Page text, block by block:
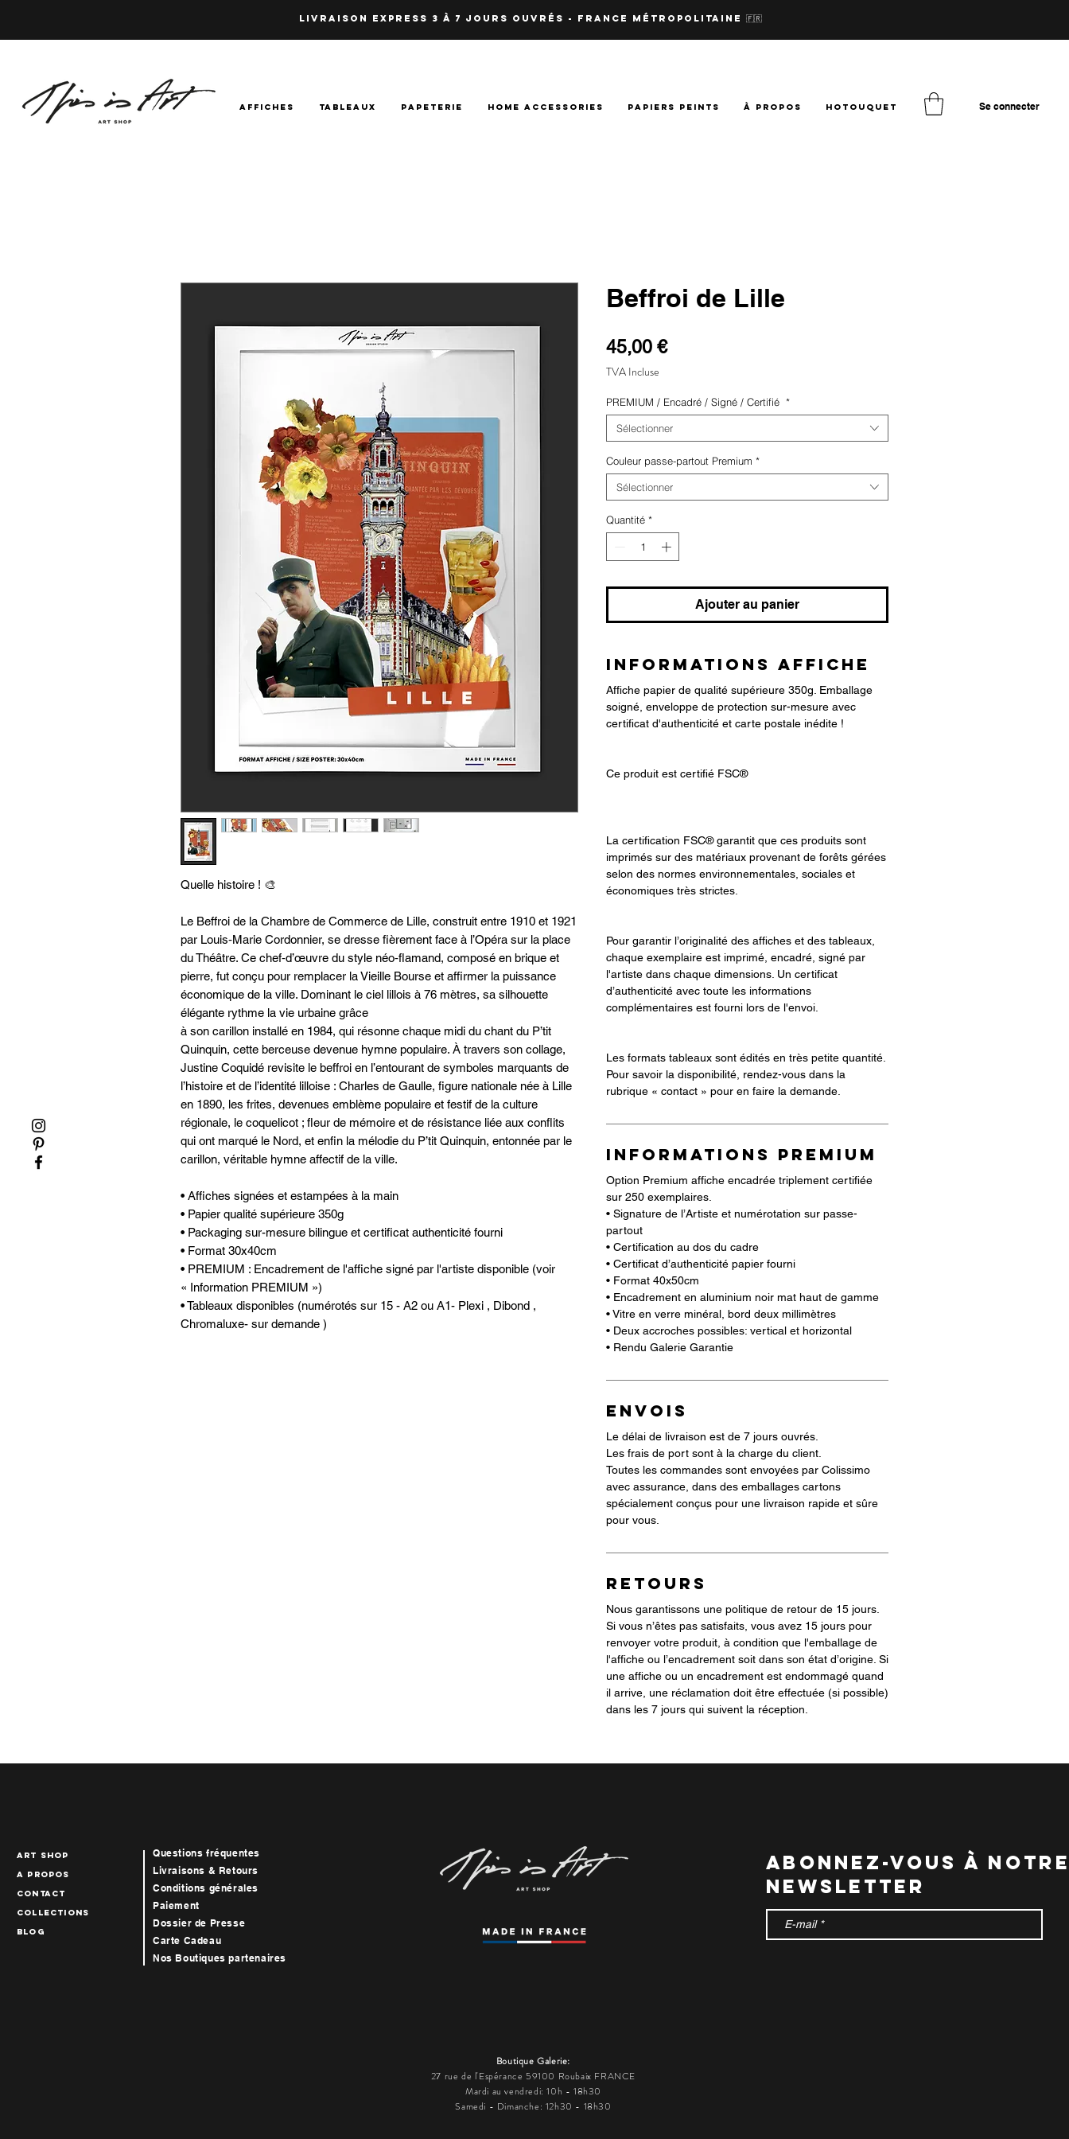
LIVRAISON EXPRESS 3 à 7 JOURS OUVRés - fRANCE Métropolitaine 🇫🇷
AFFICHES TABLEAUX PAPETERIE HOME ACCESSORIES PAPIERS PEINTS à PROPOS hotouquet Se connecter
Quelle histoire ! 🎨
Le Beffroi de la Chambre de Commerce de Lille, construit entre 1910 et 1921
par Louis‐Marie Cordonnier, se dresse fièrement face à l’Opéra sur la place
du Théâtre. Ce chef‐d’œuvre du style néo‐flamand, composé en brique et
pierre, fut conçu pour remplacer la Vieille Bourse et affirmer la puissance
économique de la ville. Dominant le ciel lillois à 76 mètres, sa silhouette
élégante rythme la vie urbaine grâce
à son carillon installé en 1984, qui résonne chaque midi du chant du P’tit
Quinquin, cette berceuse devenue hymne populaire. À travers son collage,
Justine Coquidé revisite le beffroi en l’entourant de symboles marquants de
l’histoire et de l’identité lilloise : Charles de Gaulle, figure nationale née à Lille
en 1890, les frites, devenues emblème populaire et festif de la culture
régionale, le coquelicot ; fleur de mémoire et de résistance liée aux conflits
qui ont marqué le Nord, et enfin la mélodie du P’tit Quinquin, entonnée par le
carillon, véritable hymne affectif de la ville.
• Affiches signées et estampées à la main
• Papier qualité supérieure 350g
• Packaging sur-mesure bilingue et certificat authenticité fourni
• Format 30x40cm
• PREMIUM : Encadrement de l'affiche signé par l'artiste disponible (voir
« Information PREMIUM »)
• Tableaux disponibles (numérotés sur 15 - A2 ou A1- Plexi , Dibond ,
Chromaluxe- sur demande )
Beffroi de Lille
45,00 €Prix
TVA Incluse
PREMIUM / Encadré / Signé / Certifié *
Sélectionner
Couleur passe-partout Premium *
Sélectionner
Quantité *
Ajouter au panier
INFORMATIONS AFFICHE
Affiche papier de qualité supérieure 350g. Emballage
soigné, enveloppe de protection sur-mesure avec
certificat d'authenticité et carte postale inédite !
Ce produit est certifié FSC®
La certification FSC® garantit que ces produits sont
imprimés sur des matériaux provenant de forêts gérées
selon des normes environnementales, sociales et
économiques très strictes.
Pour garantir l’originalité des affiches et des tableaux,
chaque exemplaire est imprimé, encadré, signé par
l'artiste dans chaque dimensions. Un certificat
d’authenticité avec toute les informations
complémentaires est fourni lors de l'envoi.
Les formats tableaux sont édités en très petite quantité.
Pour savoir la disponibilité, rendez-vous dans la
rubrique « contact » pour en faire la demande.
INFORMATIONS PREMIUM
Option Premium affiche encadrée triplement certifiée
sur 250 exemplaires.
• Signature de l’Artiste et numérotation sur passe-
partout
• Certification au dos du cadre
• Certificat d’authenticité papier fourni
• Format 40x50cm
• Encadrement en aluminium noir mat haut de gamme
• Vitre en verre minéral, bord deux millimètres
• Deux accroches possibles: vertical et horizontal
• Rendu Galerie Garantie
ENVOIS
Le délai de livraison est de 7 jours ouvrés.
Les frais de port sont à la charge du client.
Toutes les commandes sont envoyées par Colissimo
avec assurance, dans des emballages cartons
spécialement conçus pour une livraison rapide et sûre
pour vous.
RETOURS
Nous garantissons une politique de retour de 15 jours.
Si vous n’êtes pas satisfaits, vous avez 15 jours pour
renvoyer votre produit, à condition que l'emballage de
l'affiche ou l’encadrement soit dans son état d’origine. Si
une affiche ou un encadrement est endommagé quand
il arrive, une réclamation doit être effectuée (si possible)
dans les 7 jours qui suivent la réception.
art Shop
A propos
Contact
collections
blog
Questions fréquentes
Livraisons & Retours
Conditions générales
Paiement
Dossier de Presse
Carte Cadeau
Nos Boutiques partenaires
abonnez-vous à notre
newsletter
Boutique Galerie:
27 rue de l'Espérance 59100 Roubaix FRANCE
Mardi au vendredi: 10h - 18h30
Samedi - Dimanche: 12h30 - 18h30